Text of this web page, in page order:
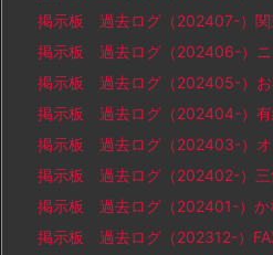
掲示板 過去ログ（202407-）関
掲示板 過去ログ（202406-）ニ
掲示板 過去ログ（202405-）お
掲示板 過去ログ（202404-）有
掲示板 過去ログ（202403-）オ
掲示板 過去ログ（202402-）三
掲示板 過去ログ（202401-）か
掲示板 過去ログ（202312-）